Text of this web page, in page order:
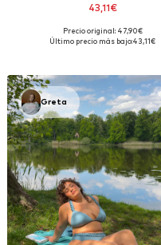
43,11€
Tallas disponibles: 90, 95, 105
Precio original: 47,90€
Último precio más bajo:43,11€
Greta